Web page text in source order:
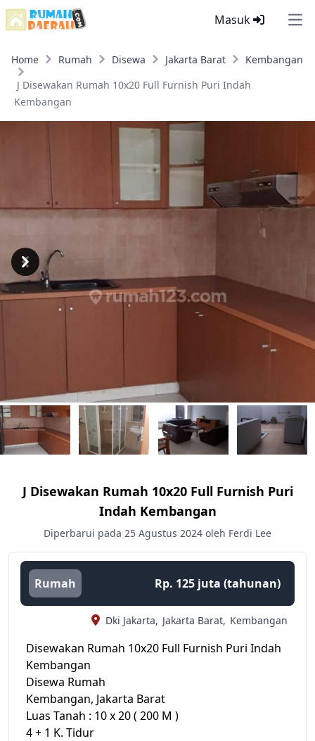
Masuk
Home Rumah Disewa Jakarta Barat
Kembangan
J Disewakan Rumah 10x20 Full Furnish Puri Indah
Kembangan
Previous
Next
J Disewakan Rumah 10x20 Full Furnish Puri
Indah Kembangan
Diperbarui pada 25 Agustus 2024 oleh Ferdi Lee
Rumah Rp. 125 juta (tahunan)
Dki Jakarta, Jakarta Barat, Kembangan
Disewakan Rumah 10x20 Full Furnish Puri Indah
Kembangan
Disewa Rumah
Kembangan, Jakarta Barat
Luas Tanah : 10 x 20 ( 200 M )
4 + 1 K. Tidur